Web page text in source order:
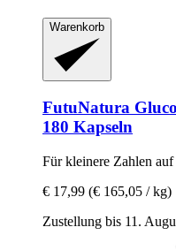
Warenkorb
FutuNatura
180 Kapseln
Für kleinere Zahlen
€ 17,99 (€ 165,05 / kg)
Zustellung bis 11.